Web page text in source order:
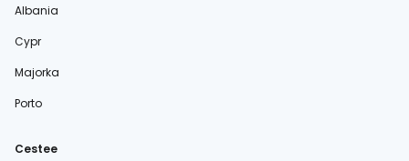
Albania
Cypr
Majorka
Porto
Cestee